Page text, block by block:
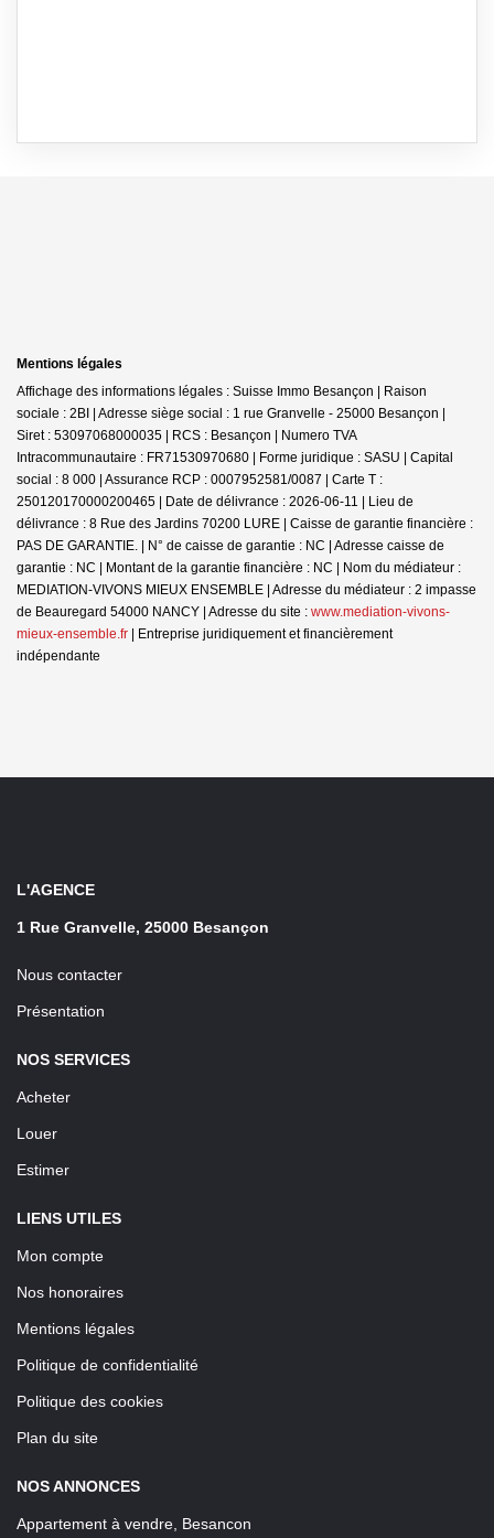
Mentions légales
Affichage des informations légales : Suisse Immo Besançon | Raison
sociale : 2BI | Adresse siège social : 1 rue Granvelle - 25000 Besançon |
Siret : 53097068000035 | RCS : Besançon | Numero TVA
Intracommunautaire : FR71530970680 | Forme juridique : SASU | Capital
social : 8 000 | Assurance RCP : 0007952581/0087 | Carte T :
250120170000200465 | Date de délivrance : 2026-06-11 | Lieu de
délivrance : 8 Rue des Jardins 70200 LURE | Caisse de garantie financière :
PAS DE GARANTIE. | N° de caisse de garantie : NC | Adresse caisse de
garantie : NC | Montant de la garantie financière : NC | Nom du médiateur :
MEDIATION-VIVONS MIEUX ENSEMBLE | Adresse du médiateur : 2 impasse
de Beauregard 54000 NANCY | Adresse du site : www.mediation-vivons-
mieux-ensemble.fr | Entreprise juridiquement et financièrement
indépendante
L'AGENCE
1 Rue Granvelle, 25000 Besançon
Nous contacter
Présentation
NOS SERVICES
Acheter
Louer
Estimer
LIENS UTILES
Mon compte
Nos honoraires
Mentions légales
Politique de confidentialité
Politique des cookies
Plan du site
NOS ANNONCES
Appartement à vendre, Besancon